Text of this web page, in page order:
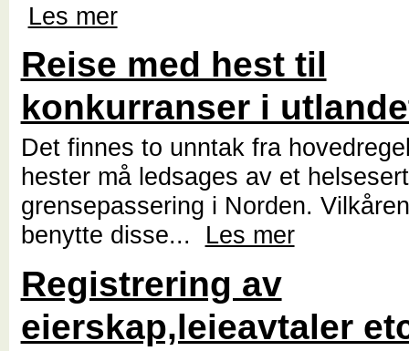
Les mer
Reise med hest til
konkurranser i
Det finnes to unntak fra
hester må ledsages av et
grensepassering i Norden.
benytte disse... Les mer
Registrering av
eierskap,leieavtaler